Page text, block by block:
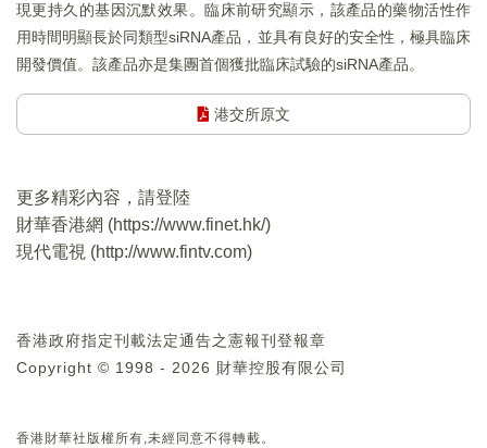
現更持久的基因沉默效果。臨床前研究顯示，該產品的藥物活性作
用時間明顯長於同類型siRNA產品，並具有良好的安全性，極具臨床
開發價值。該產品亦是集團首個獲批臨床試驗的siRNA產品。
港交所原文
更多精彩內容，請登陸
財華香港網 (https://www.finet.hk/)
現代電視 (http://www.fintv.com)
香港政府指定刊載法定通告之憲報刊登報章
Copyright © 1998 - 2026 財華控股有限公司
香港財華社版權所有,未經同意不得轉載。